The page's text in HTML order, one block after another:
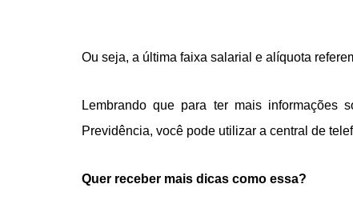
Ou seja, a última faixa salarial e alíquota
Lembrando que para ter mais informações
Previdência, você pode utilizar a central de
Quer receber mais dicas como essa?